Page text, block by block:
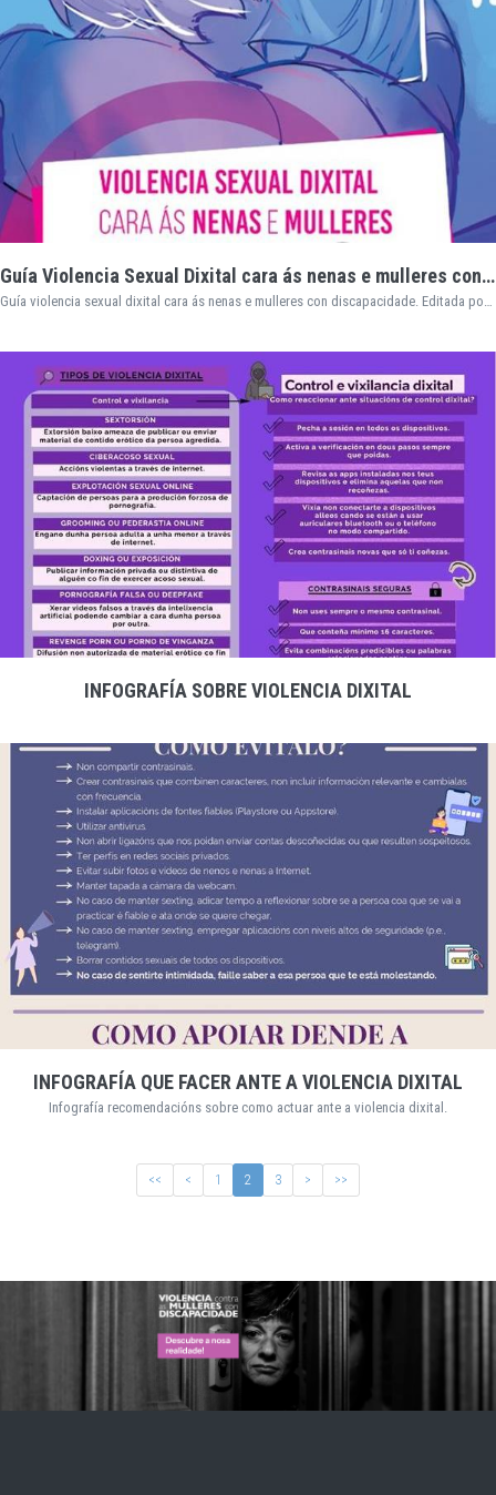
Guía Violencia Sexual Dixital cara ás nenas e mulleres con discapacidade
Guía violencia sexual dixital cara ás nenas e mulleres con discapacidade. Editada por ACADAR, a Asociación de mulleres con discapacidade de Galicia. Autoras: Lorena Boquete Vila, Laura Robledo Sánchez, Melissa Silva Castro e Mariluz Vázquez Regueiro.
INFOGRAFÍA SOBRE VIOLENCIA DIXITAL
INFOGRAFÍA QUE FACER ANTE A VIOLENCIA DIXITAL
Infografía recomendacións sobre como actuar ante a violencia dixital.
<< < 1 2 3 > >>